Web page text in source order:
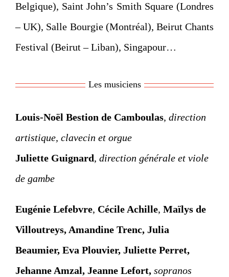
Belgique), Saint John’s Smith Square (Londres
– UK), Salle Bourgie (Montréal), Beirut Chants
Festival (Beirut – Liban), Singapour…
Les musiciens
Louis-Noël Bestion de Camboulas, direction
artistique, clavecin et orgue
Juliette Guignard, direction générale et viole
de gambe
Eugénie Lefebvre, Cécile Achille, Maïlys de
Villoutreys, Amandine Trenc, Julia
Beaumier, Eva Plouvier, Juliette Perret,
Jehanne Amzal, Jeanne Lefort, sopranos